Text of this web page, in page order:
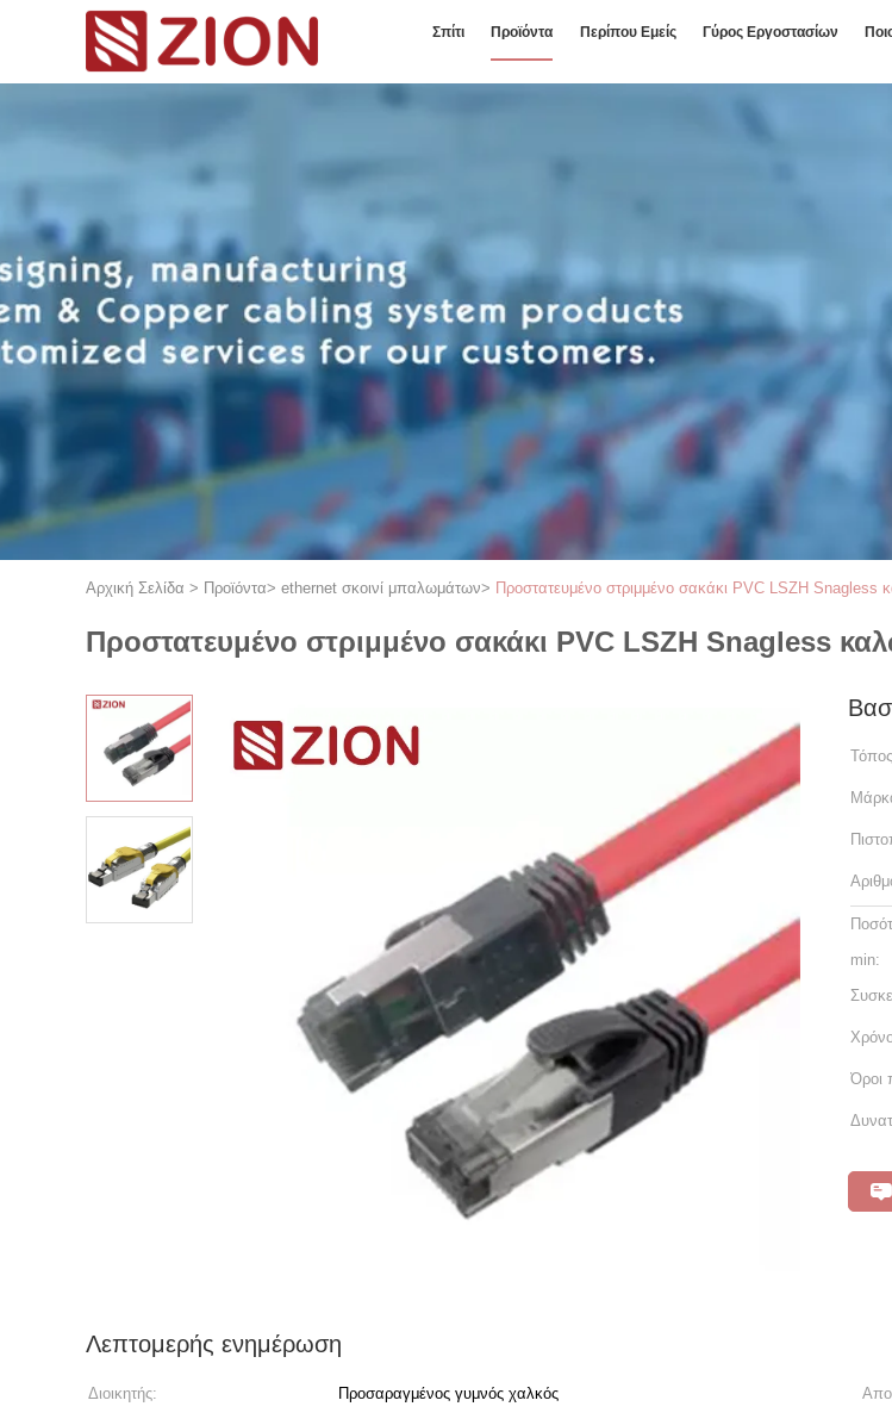
Σπίτι Προϊόντα Περίπου Εμείς Γύρος Εργοστασίων
Αρχική Σελίδα > Προϊόντα> ethernet σκοινί μπαλωμάτων> Προστατευμένο στριμμένο σακάκι PVC LSZH
Προστατευμένο στριμμένο σακάκι PVC LSZH Snagless
min:
Όροι
Λεπτομερής ενημέρωση
Διοικητής: Προσαραγμένος γυμνός χαλκός